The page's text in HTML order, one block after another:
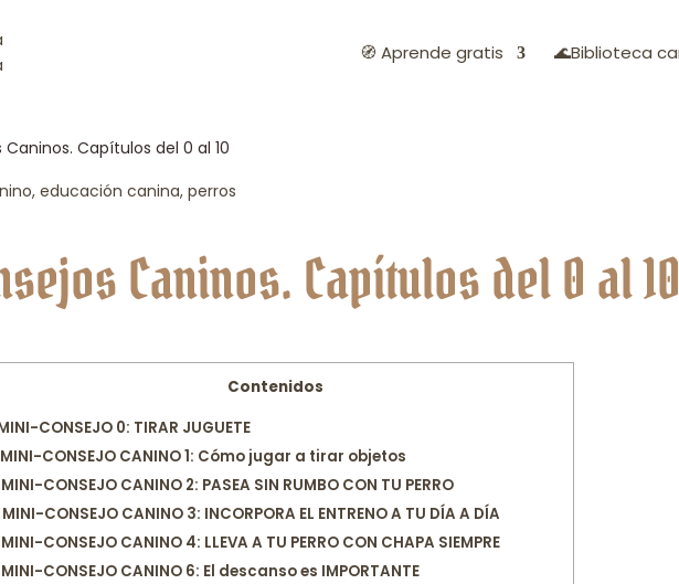
🧭 Aprende gratis 🌊Biblioteca
Capítulos del 0 al 10
Caninos. Capítulos del 0 al
Contenidos
CONSEJO 0: TIRAR JUGUETE
MINI-CONSEJO CANINO 1: Cómo jugar a tirar objetos
MINI-CONSEJO CANINO 2: PASEA SIN RUMBO CON TU PERRO
MINI-CONSEJO CANINO 3: INCORPORA EL ENTRENO A TU DÍA A DÍA
MINI-CONSEJO CANINO 4: LLEVA A TU PERRO CON CHAPA SIEMPRE
MINI-CONSEJO CANINO 6: El descanso es IMPORTANTE